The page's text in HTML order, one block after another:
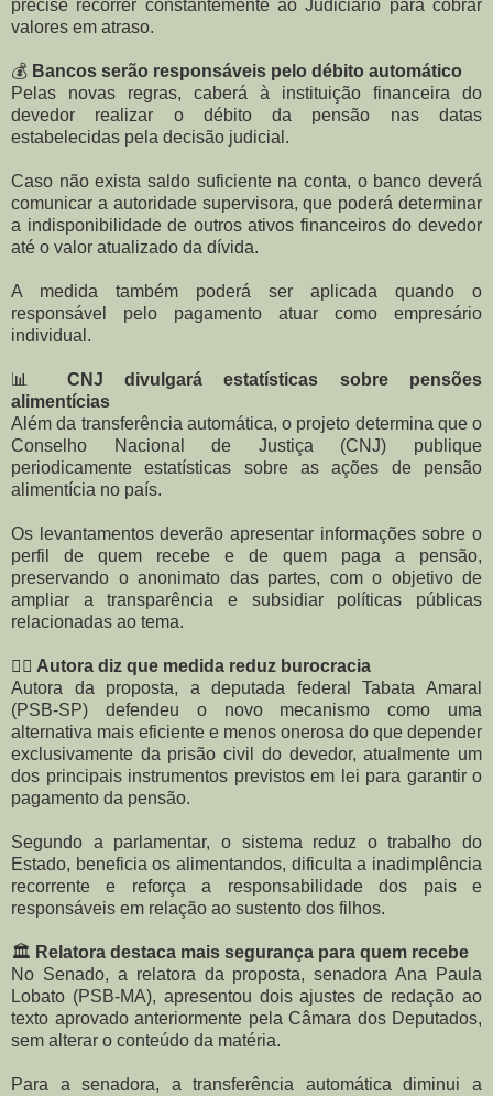
precise recorrer constantemente ao Judiciário para cobrar
valores em atraso.
💰 Bancos serão responsáveis pelo débito automático
Pelas novas regras, caberá à instituição financeira do
devedor realizar o débito da pensão nas datas
estabelecidas pela decisão judicial.
Caso não exista saldo suficiente na conta, o banco deverá
comunicar a autoridade supervisora, que poderá determinar
a indisponibilidade de outros ativos financeiros do devedor
até o valor atualizado da dívida.
A medida também poderá ser aplicada quando o
responsável pelo pagamento atuar como empresário
individual.
📊
CNJ divulgará estatísticas sobre pensões
alimentícias
Além da transferência automática, o projeto determina que o
Conselho Nacional de Justiça (CNJ) publique
periodicamente estatísticas sobre as ações de pensão
alimentícia no país.
Os levantamentos deverão apresentar informações sobre o
perfil de quem recebe e de quem paga a pensão,
preservando o anonimato das partes, com o objetivo de
ampliar a transparência e subsidiar políticas públicas
relacionadas ao tema.
👩‍⚖️ Autora diz que medida reduz burocracia
Autora da proposta, a deputada federal Tabata Amaral
(PSB-SP) defendeu o novo mecanismo como uma
alternativa mais eficiente e menos onerosa do que depender
exclusivamente da prisão civil do devedor, atualmente um
dos principais instrumentos previstos em lei para garantir o
pagamento da pensão.
Segundo a parlamentar, o sistema reduz o trabalho do
Estado, beneficia os alimentandos, dificulta a inadimplência
recorrente e reforça a responsabilidade dos pais e
responsáveis em relação ao sustento dos filhos.
🏛️ Relatora destaca mais segurança para quem recebe
No Senado, a relatora da proposta, senadora Ana Paula
Lobato (PSB-MA), apresentou dois ajustes de redação ao
texto aprovado anteriormente pela Câmara dos Deputados,
sem alterar o conteúdo da matéria.
Para a senadora, a transferência automática diminui a